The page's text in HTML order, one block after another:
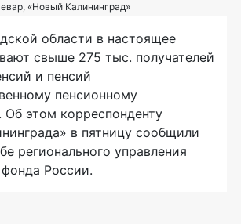
«Новый Калининград»
области в настоящее
свыше 275 тыс. получателей
и пенсий
пенсионному
Об этом корреспонденту
в пятницу сообщили
регионального управления
России.